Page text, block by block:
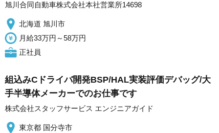
旭川合同自動車株式会社本社営業所14698
北海道 旭川市
月給33万円～58万円
正社員
組込みCドライバ開発BSP/HAL実装評価デバッグ/大
手半導体メーカーでのお仕事です
株式会社スタッフサービス エンジニアガイド
東京都 国分寺市